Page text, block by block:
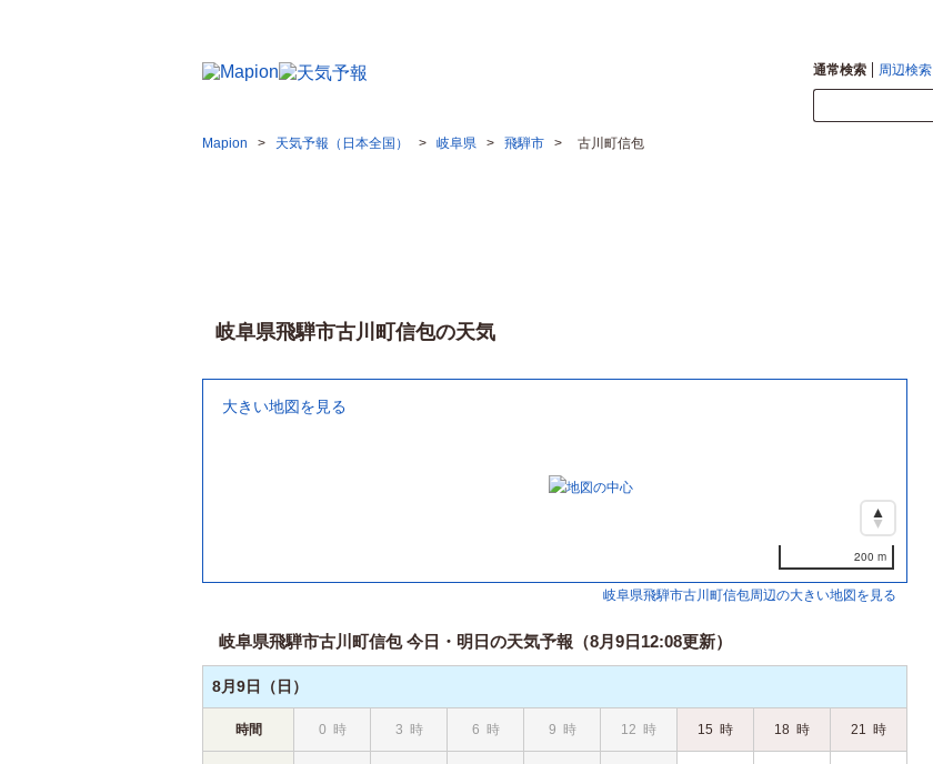
通常検索 周辺検索
Mapion 天気予報（日本全国） 岐阜県 飛騨市 古川町信包
岐阜県飛騨市古川町信包の天気
200 m
岐阜県飛騨市古川町信包周辺の大きい地図を見る
大きい地図を見る
岐阜県飛騨市古川町信包 今日・明日の天気予報（8月9日12:08更新）
8月9日（日）
時間 0 時 3 時 6 時 9 時 12 時 15 時 18 時 21 時